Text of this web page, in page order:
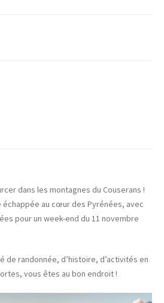
dans les montagnes du Couserans !
échappée au cœur des Pyrénées, avec
pour un week-end du 11 novembre
de randonnée, d’histoire, d’activités en
vous êtes au bon endroit !